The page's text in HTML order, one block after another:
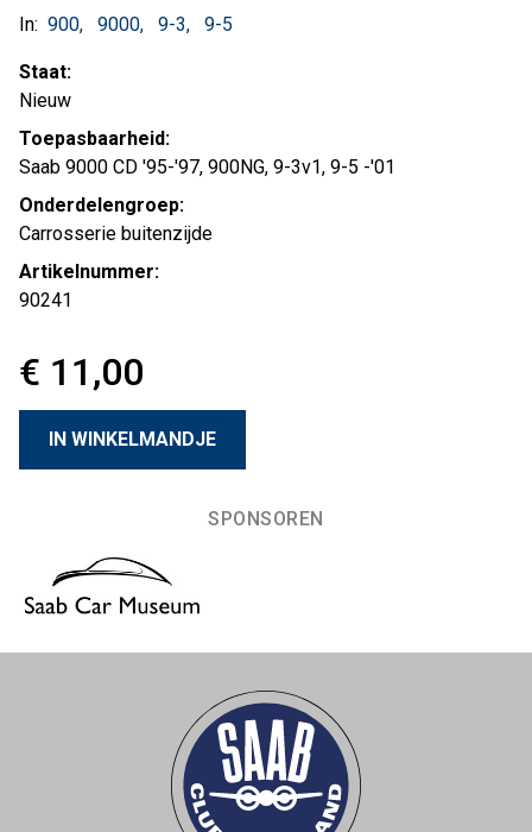
In: 900 9000 9-3 9-5
Staat:
Nieuw
Toepasbaarheid:
Saab 9000 CD '95-'97, 900NG, 9-3v1, 9-5 -'01
Onderdelengroep:
Carrosserie buitenzijde
Artikelnummer:
90241
€ 11,00
SPONSOREN